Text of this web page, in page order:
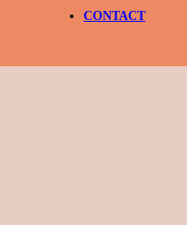
CONTACT